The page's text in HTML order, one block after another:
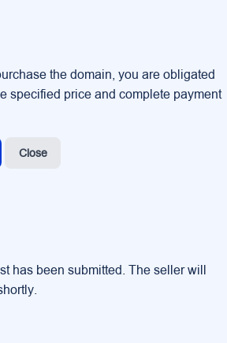
the domain, you are obligated
specified price and complete payment
Close
has been submitted. The seller will